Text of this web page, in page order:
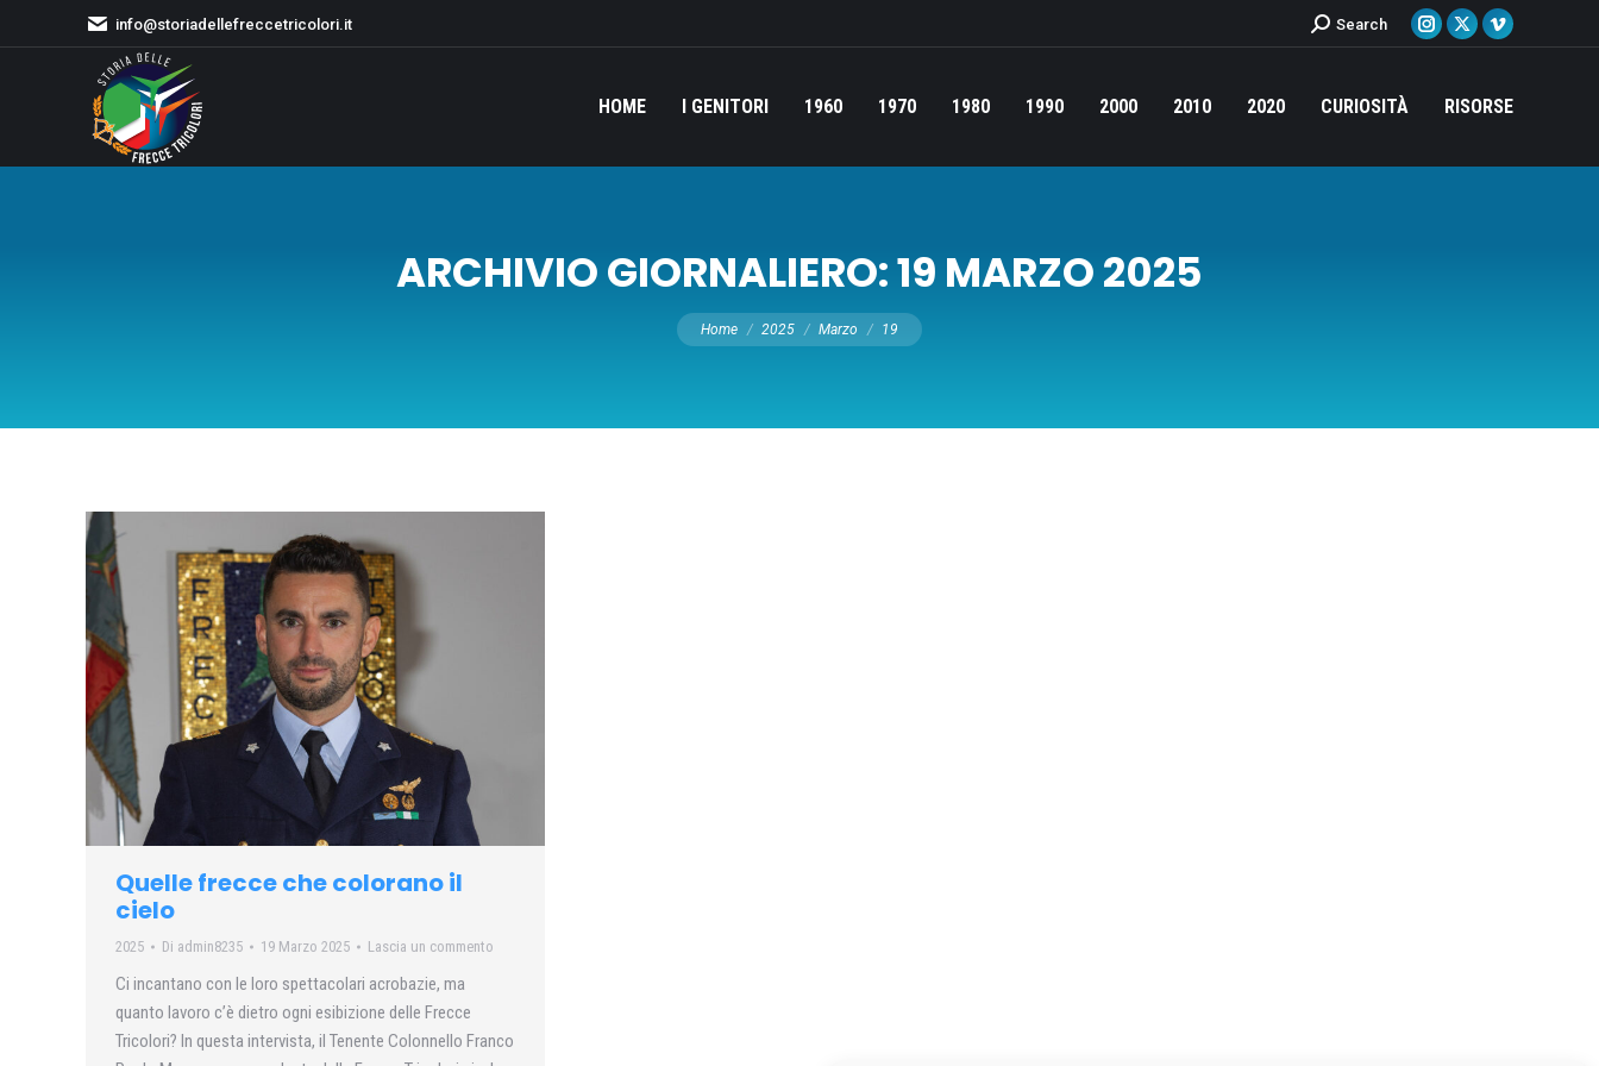
info@storiadellefreccetricolori.it Cerca:Search
Instagram
opens
new
X
opens
new
Vimeo
opens
new
HOME I GENITORI 1960 1970 1980 1990 2000 2010 2020 CURIOSITÀ RISORSE
ARCHIVIO GIORNALIERO:19 MARZO 2025
Tu sei qui:
Home 2025 Marzo 19
Quelle frecce che colorano il
cielo
2025 Di admin8235 19 Marzo 2025 Lascia un commento
Ci incantano con le loro spettacolari acrobazie, ma
quanto lavoro c’è dietro ogni esibizione delle Frecce
Tricolori? In questa intervista, il Tenente Colonnello Franco